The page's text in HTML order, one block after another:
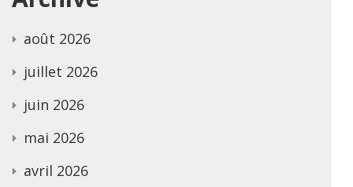
août 2026
juillet 2026
juin 2026
mai 2026
avril 2026